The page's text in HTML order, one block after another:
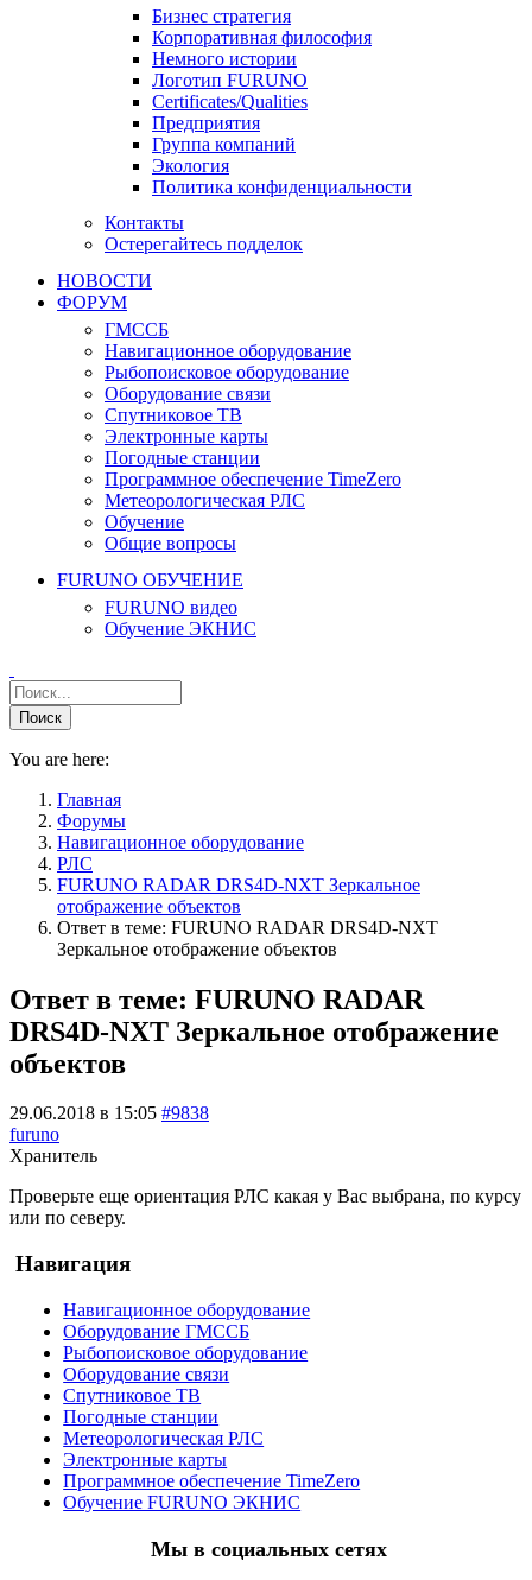
Бизнес стратегия
Корпоративная философия
Немного истории
Логотип FURUNO
Certificates/Qualities
Предприятия
Группа компаний
Экология
Политика конфиденциальности
Контакты
Остерегайтесь подделок
НОВОСТИ
ФОРУМ
ГМССБ
Навигационное оборудование
Рыбопоисковое оборудование
Оборудование связи
Спутниковое ТВ
Электронные карты
Погодные станции
Программное обеспечение TimeZero
Метеорологическая РЛС
Обучение
Общие вопросы
FURUNO ОБУЧЕНИЕ
FURUNO видео
Обучение ЭКНИС
You are here:
Главная
Форумы
Навигационное оборудование
РЛС
FURUNO RADAR DRS4D-NXT Зеркальное
отображение объектов
Ответ в теме: FURUNO RADAR DRS4D-NXT
Зеркальное отображение объектов
Ответ в теме: FURUNO RADAR
DRS4D-NXT Зеркальное отображение
объектов
29.06.2018 в 15:05 #9838
furuno
Хранитель
Проверьте еще ориентация РЛС какая у Вас выбрана, по курсу
или по северу.
Навигация
Навигационное оборудование
Оборудование ГМССБ
Рыбопоисковое оборудование
Оборудование связи
Спутниковое ТВ
Погодные станции
Метеорологическая РЛС
Электронные карты
Программное обеспечение TimeZero
Обучение FURUNO ЭКНИС
Мы в социальных сетях